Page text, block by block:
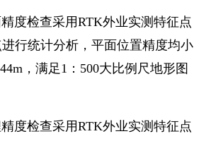
度检查采用RTK外业实测特征点
行统计分析，平面位置精度均小
，满足 1 ： 500大比例尺地形图
度检查采用RTK外业实测特征点